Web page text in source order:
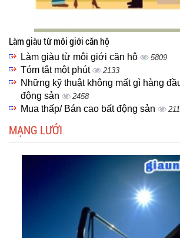
Làm giàu từ môi giới căn hộ
Làm giàu từ môi giới căn hộ 5809
Tóm tắt một phút 2133
Những kỹ thuật không mất gì hàng
động sản
2458
Mua thấp/ Bán cao bất động sản
MẠNG LƯỚI